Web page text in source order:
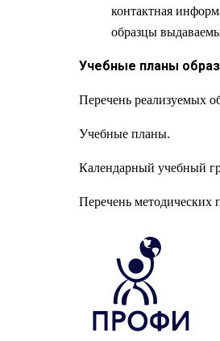
контактная
образцы
Учебные планы
Перечень реализуемых
Учебные планы.
Календарный учебный
Перечень методических